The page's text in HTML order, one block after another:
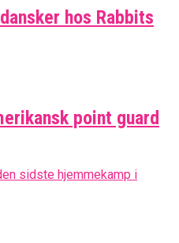
hos Rabbits
point guard